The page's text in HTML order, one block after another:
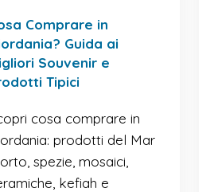
Comprare in
Guida ai
Souvenir e
Tipici
cosa comprare in
prodotti del Mar
spezie, mosaici,
kefiah e